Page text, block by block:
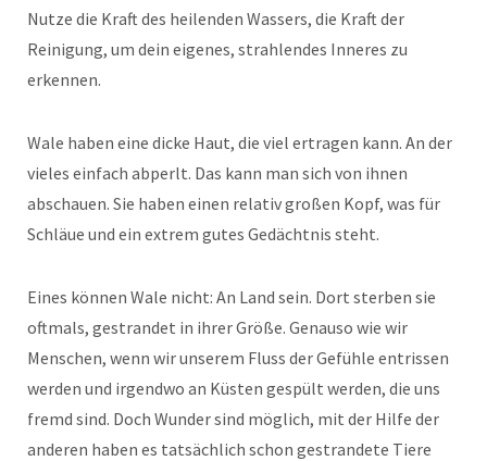
Nutze die Kraft des heilenden Wassers, die Kraft der
Reinigung, um dein eigenes, strahlendes Inneres zu
erkennen.
Wale haben eine dicke Haut, die viel ertragen kann. An der
vieles einfach abperlt. Das kann man sich von ihnen
abschauen. Sie haben einen relativ großen Kopf, was für
Schläue und ein extrem gutes Gedächtnis steht.
Eines können Wale nicht: An Land sein. Dort sterben sie
oftmals, gestrandet in ihrer Größe. Genauso wie wir
Menschen, wenn wir unserem Fluss der Gefühle entrissen
werden und irgendwo an Küsten gespült werden, die uns
fremd sind. Doch Wunder sind möglich, mit der Hilfe der
anderen haben es tatsächlich schon gestrandete Tiere